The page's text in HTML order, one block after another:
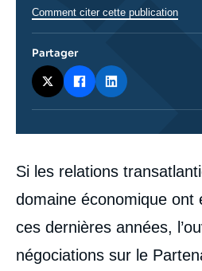
Corps
analyses
Si les relations
domaine économique ont
ces dernières années,
négociations sur le
Comment citer cette publication
Partager